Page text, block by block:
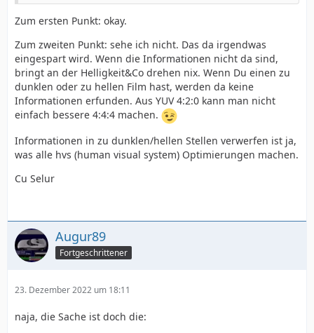
Zum ersten Punkt: okay.
Zum zweiten Punkt: sehe ich nicht. Das da irgendwas
eingespart wird. Wenn die Informationen nicht da sind,
bringt an der Helligkeit&Co drehen nix. Wenn Du einen zu
dunklen oder zu hellen Film hast, werden da keine
Informationen erfunden. Aus YUV 4:2:0 kann man nicht
einfach bessere 4:4:4 machen.
Informationen in zu dunklen/hellen Stellen verwerfen ist ja,
was alle hvs (human visual system) Optimierungen machen.
Cu Selur
Augur89
Fortgeschrittener
23. Dezember 2022 um 18:11
naja, die Sache ist doch die: